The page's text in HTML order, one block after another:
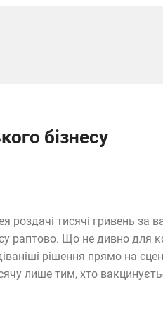
бізнесу
роздачі тисячі гривень за
раптово. Що не дивно для
рішення прямо на
лише тим, хто